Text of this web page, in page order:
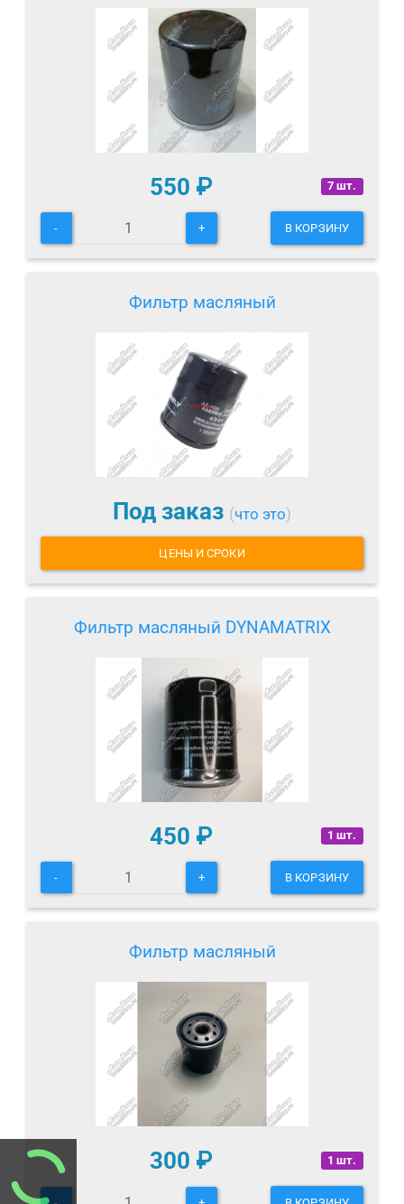
7 шт.
550 ₽
- + В КОРЗИНУ
Фильтр масляный
Под заказ (что это)
ЦЕНЫ И СРОКИ
Фильтр масляный DYNAMATRIX
1 шт.
450 ₽
- + В КОРЗИНУ
Фильтр масляный
1 шт.
300 ₽